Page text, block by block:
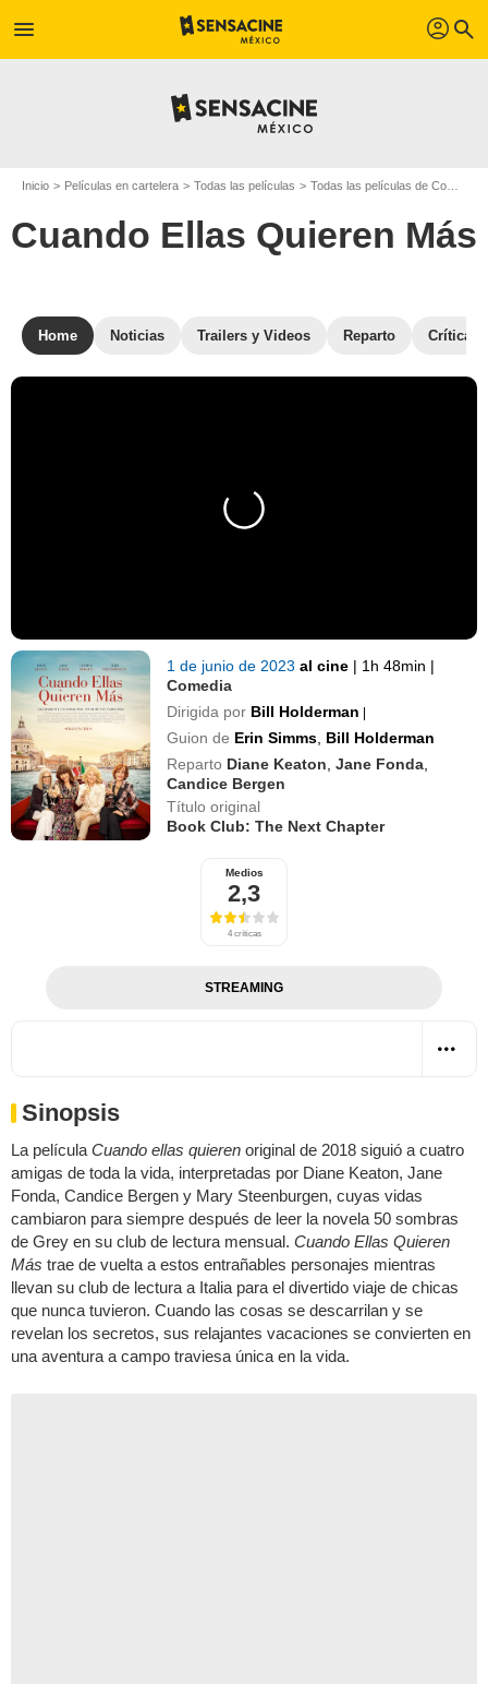
menu profil search
Inicio Películas en cartelera Todas las películas Todas las películas de Comedia
Cuando Ellas Quieren Más
Home Noticias Trailers y Videos Reparto Críticas
1 de junio de 2023al cine | 1h 48min |
Comedia
Dirigida por Bill Holderman |
Guion de Erin Simms Bill Holderman
Reparto Diane Keaton ,Jane Fonda
Candice Bergen
Título original
Book Club: The Next Chapter
Medios
2,3
4 críticas
STREAMING
Sinopsis
La película Cuando ellas quieren original de 2018 siguió a cuatro
amigas de toda la vida, interpretadas por Diane Keaton, Jane
Fonda, Candice Bergen y Mary Steenburgen, cuyas vidas
cambiaron para siempre después de leer la novela 50 sombras
de Grey en su club de lectura mensual. Cuando Ellas Quieren
Más trae de vuelta a estos entrañables personajes mientras
llevan su club de lectura a Italia para el divertido viaje de chicas
que nunca tuvieron. Cuando las cosas se descarrilan y se
revelan los secretos, sus relajantes vacaciones se convierten en
una aventura a campo traviesa única en la vida.